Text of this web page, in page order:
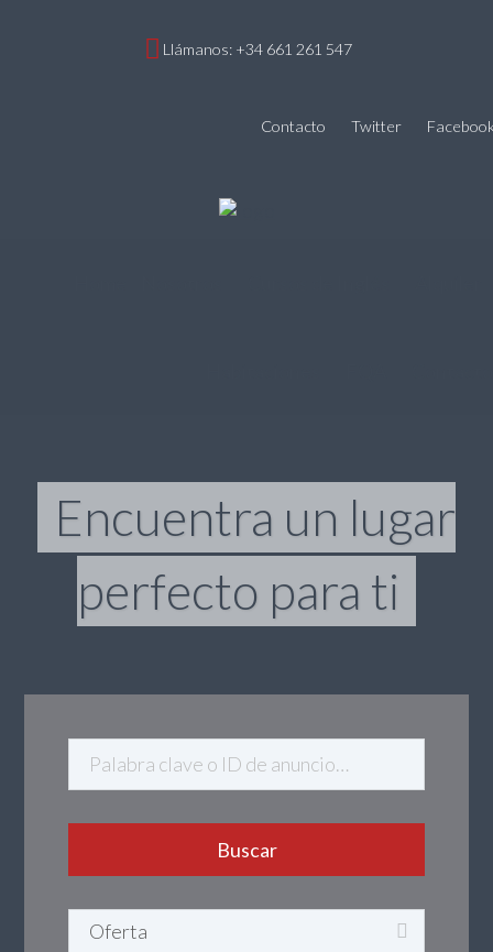
Llámanos: +34 661 261 547
Contacto Twitter
Encuentra un lugar
perfecto para ti